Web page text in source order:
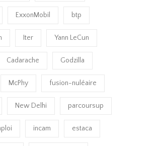
ExxonMobil btp
Iter Yann LeCun
Cadarache Godzilla
McPhy fusion-nuléaire
New Delhi parcoursup
incam estaca